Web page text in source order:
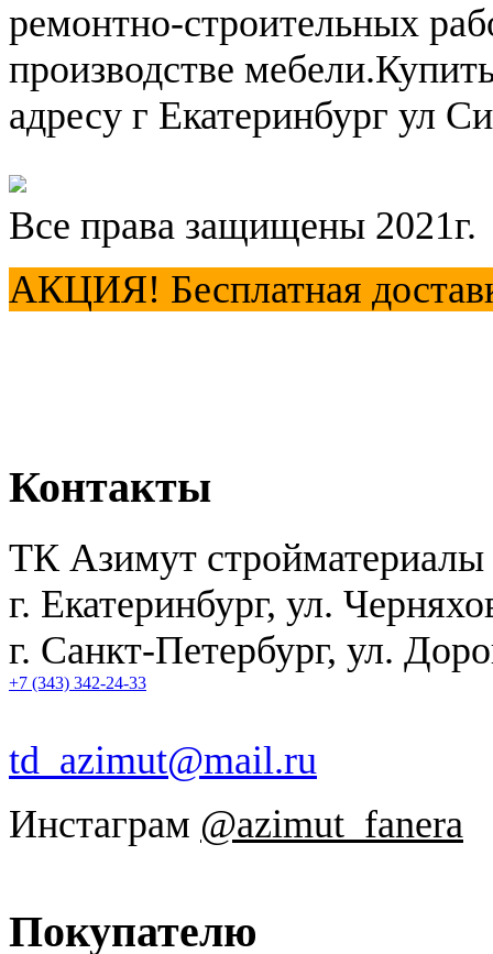
ремонтно-строительных
производстве
адресу г Екатеринбург ул
Все права защищены 2021г.
АКЦИЯ! Бесплатная
Контакты
ТК Азимут стройматериалы
г. Екатеринбург, ул.
г. Санкт-Петербург, ул.
+7 (343) 342-24-33
td_azimut@mail.ru
Инстаграм @azimut_fanera
Покупателю